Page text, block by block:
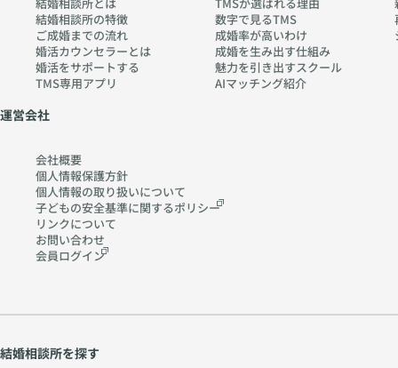
結婚相談所の特徴
ご成婚までの流れ
婚活カウンセラーとは
婚活をサポートする
TMS専用アプリ
数字で見るTMS
成婚率が高いわけ
成婚を生み出す仕組み
魅力を引き出すスクール
AIマッチング紹介
運営会社
会社概要
個人情報保護方針
個人情報の取り扱いについて
子どもの安全基準に関するポリシー
リンクについて
お問い合わせ
会員ログイン
結婚相談所を探す